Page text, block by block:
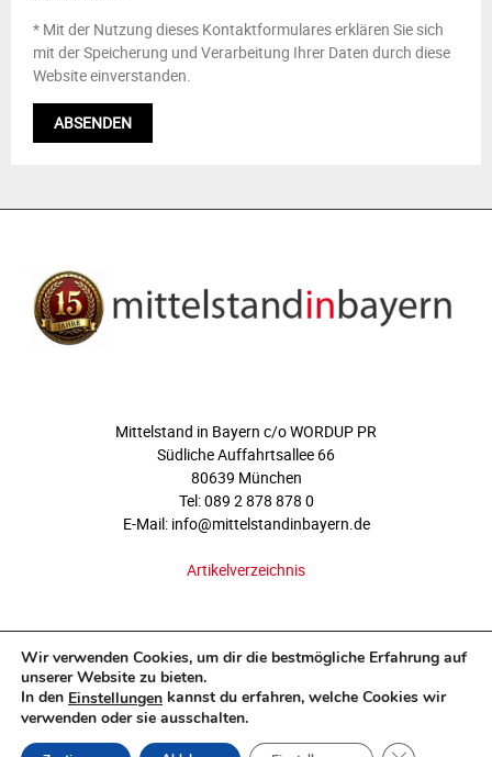
* Mit der Nutzung dieses Kontaktformulares erklären Sie sich
mit der Speicherung und Verarbeitung Ihrer Daten durch diese
Website einverstanden.
Mittelstand in Bayern c/o WORDUP PR
Südliche Auffahrtsallee 66
80639 München
Tel: 089 2 878 878 0
E-Mail: info@mittelstandinbayern.de
Artikelverzeichnis
Wir verwenden Cookies, um dir die bestmögliche Erfahrung auf
unserer Website zu bieten.
In den Einstellungen kannst du erfahren, welche Cookies wir
verwenden oder sie ausschalten.